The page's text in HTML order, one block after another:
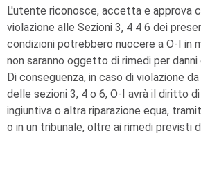
L'utente riconosce, accetta e approva
violazione alle Sezioni 3, 4 4 6 dei
condizioni potrebbero nuocere a O-I in
non saranno oggetto di rimedi per danni
Di conseguenza, in caso di violazione
delle sezioni 3, 4 o 6, O-I avrà il diritto
ingiuntiva o altra riparazione equa,
o in un tribunale, oltre ai rimedi previsti